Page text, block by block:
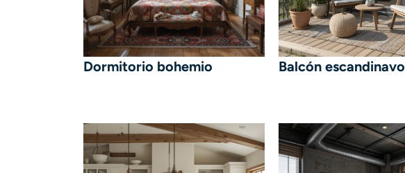
Dormitorio bohemio Balcón escandinavo